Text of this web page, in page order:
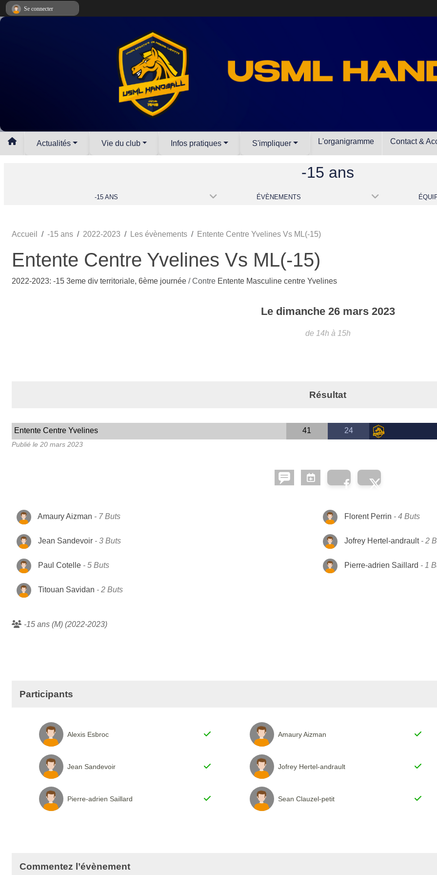
Actualités Vie du club Infos pratiques S'impliquer L'organigramme Contact &
-15 ans
-15 ANS ÉVÈNEMENTS
Accueil -15 ans 2022-2023 Les évènements Entente Centre Yvelines Vs ML(-15)
Entente Centre Yvelines Vs ML(-15)
2022-2023: -15 3eme div territoriale, 6ème journée / Contre Entente Masculine centre Yvelines
Le dimanche 26 mars 2023
de 14h à 15h
Résultat
Entente Centre Yvelines 41 24
Publié le 20 mars 2023
Amaury Aizman 7 Buts Florent Perrin 4 Buts
Jean Sandevoir 3 Buts Jofrey Hertel-andrault 2
Paul Cotelle 5 Buts Pierre-adrien Saillard 1
Titouan Savidan 2 Buts
-15 ans (M) (2022-2023)
Participants
Alexis Esbroc Amaury Aizman
Jean Sandevoir Jofrey Hertel-andrault
Pierre-adrien Saillard Sean Clauzel-petit
Commentez l’évènement
Se connecter
Panneau de gestion des cookies